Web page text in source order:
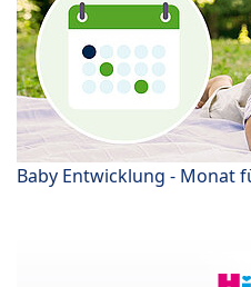
Baby Entwicklung - Monat